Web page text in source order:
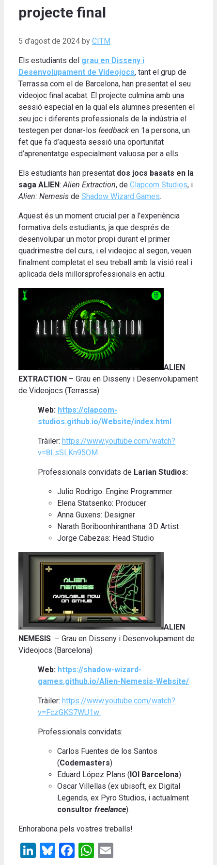
projecte final
5 d'agost de 2024 by CITM
Els estudiants del grau en Disseny i
Desenvolupament de Videojocs, tant el grup de
Terrassa com el de Barcelona, han presentat el seu
videojoc final acabat. El projecte culmina amb una
sessió especial en la qual els alumnes presenten el
seu joc i diferents professionals de la indústria el
testegen per donar-los feedback en 1a persona, un
fet que fa d’aquesta sessió una oportunitat
d’aprenentatge especialment valuosa per a ells.
Els estudiants han presentat dos jocs basats en la
saga ALIEN:Alien Extraction, de Clapcom Studios, i
Alien: Nemesis de Shadow Wizard Games.
Aquest és un moment crucial per a l’experiència
formativa dels estudiants, ja que després de
desenvolupar un motor propi durant el primer
quadrimestre del curs, i el videojoc al segon, veuen
finalment completat el seu treball amb la visió real i
aplicada dels millorsprofessionals en actiu.
ALIEN
EXTRACTION – Grau en Disseny i Desenvolupament
de Videojocs (Terrassa)
Web: https://clapcom-
studios.github.io/Website/index.html
Tràiler: https://www.youtube.com/watch?
v=8LsSLKn95OM
Professionals convidats de Larian Studios:
Julio Rodrigo: Engine Programmer
Elena Statsenko: Producer
Anna Guxens: Designer
Narath Boriboonhiranthana: 3D Artist
Jorge Cabezas: Head Studio
ALIEN
NEMESIS – Grau en Disseny i Desenvolupament de
Videojocs (Barcelona)
Web: https://shadow-wizard-
games.github.io/Alien-Nemesis-Website/
Tràiler: https://www.youtube.com/watch?
v=FczGKS7WU1w
Professionals convidats:
Carlos Fuentes de los Santos
(Codemasters)
Eduard López Plans ( IOI Barcelona)
Oscar Villellas (ex ubisoft, ex Digital
Legends, ex Pyro Studios, i actualment
consultor freelance).
Enhorabona pels vostres treballs!
LinkedIn
Bluesky
Facebook
WhatsApp